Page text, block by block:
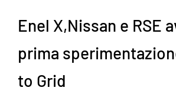
Enel X,Nissan e RSE
prima
to Grid